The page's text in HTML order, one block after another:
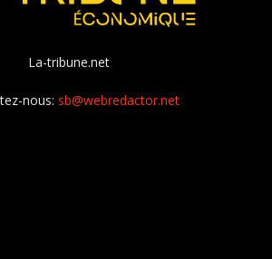
La-tribune.net
nous: sb@webredactor.net